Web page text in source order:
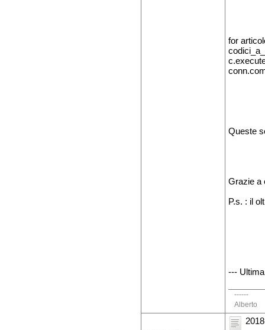
for
Queste
Grazie a
P.s. : il
---
------
Alberto